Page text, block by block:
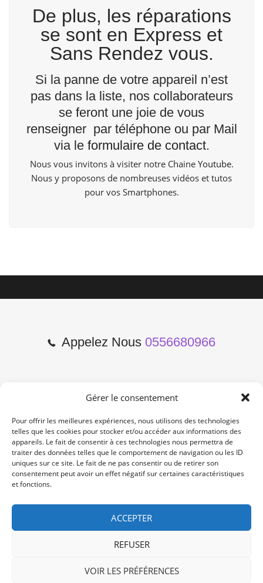
Gérer le consentement
Pour offrir les meilleures expériences, nous utilisons des technologies
telles que les cookies pour stocker et/ou accéder aux informations des
appareils. Le fait de consentir à ces technologies nous permettra de
traiter des données telles que le comportement de navigation ou les ID
uniques sur ce site. Le fait de ne pas consentir ou de retirer son
consentement peut avoir un effet négatif sur certaines caractéristiques
et fonctions.
ACCEPTER
REFUSER
VOIR LES PRÉFÉRENCES
De plus, les réparations
se sont en Express et
Sans Rendez vous.
Si la panne de votre appareil n’est
pas dans la liste, nos collaborateurs
se feront une joie de vous
renseigner par téléphone ou par Mail
via le formulaire de contact.
Nous vous invitons à visiter notre Chaine Youtube.
Nous y proposons de nombreuses vidéos et tutos
pour vos Smartphones.
Appelez Nous 0556680966
2 Cours de l'Yser 33800
Bordeaux
Lun-Samedi: 10:00 -19:00
Non Stop
/ /